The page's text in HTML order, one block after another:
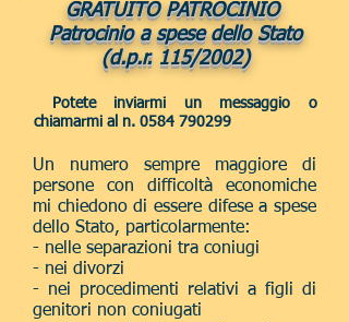
GRATUITO PATROCINIO
Patrocinio a spese dello Stato
(d.p.r. 115/2002)
Potete inviarmi un messaggio o
chiamarmi al n. 0584 790299
Un numero sempre maggiore di
persone con difficoltà economiche
mi chiedono di essere difese a spese
dello Stato, particolarmente:
- nelle separazioni tra coniugi
- nei divorzi
- nei procedimenti relativi a figli di
genitori non coniugati